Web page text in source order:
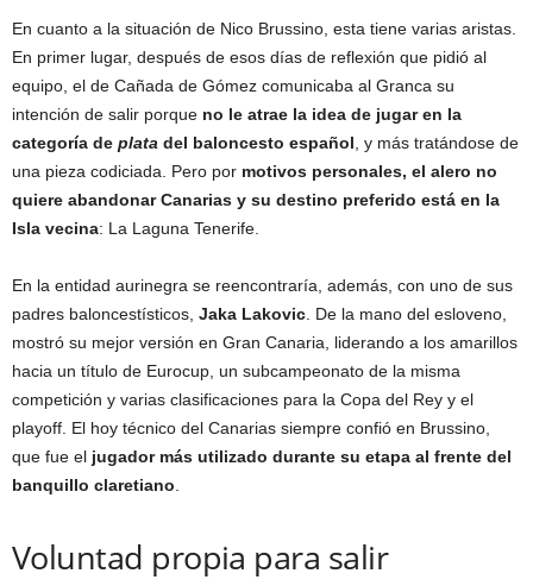
En cuanto a la situación de Nico Brussino, esta tiene varias aristas.
En primer lugar, después de esos días de reflexión que pidió al
equipo, el de Cañada de Gómez comunicaba al Granca su
intención de salir porque no le atrae la idea de jugar en la
categoría de plata del baloncesto español , y más tratándose de
una pieza codiciada. Pero por motivos personales, el alero no
quiere abandonar Canarias y su destino preferido está en la
Isla vecina: La Laguna Tenerife.
En la entidad aurinegra se reencontraría, además, con uno de sus
padres baloncestísticos, Jaka Lakovic . De la mano del esloveno,
mostró su mejor versión en Gran Canaria, liderando a los amarillos
hacia un título de Eurocup, un subcampeonato de la misma
competición y varias clasificaciones para la Copa del Rey y el
playoff. El hoy técnico del Canarias siempre confió en Brussino,
que fue el jugador más utilizado durante su etapa al frente del
banquillo claretiano
Voluntad propia para salir